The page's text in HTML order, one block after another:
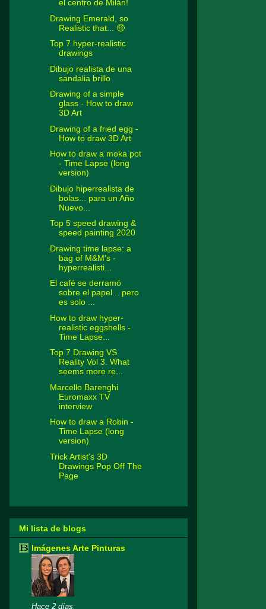
el centro de Milán!
Drawing Emerald, so
Realistic that... 🤑
Top 7 hyper-realistic
drawings
Dibujo realista de una
sandalia brillo
Drawing of a simple
glass - How to draw
3D Art
Drawing of a fried egg -
How to draw 3D Art
How to draw a moka pot
- Time Lapse (long
version)
Dibujo hiperrealista de
bolas... para un Año
Nuevo...
Top 5 speed drawing &
speed painting 2020
Drawing time lapse: a
bag of M&M's -
hyperrealisti...
El café se derramó
sobre el papel... pero
es solo ...
How to draw hyper-
realistic eggshells -
Time Lapse...
Top 7 Drawing VS
Reality Vol 3. What
seems more re...
Marcello Barenghi
Euromaxx TV
interview
How to draw a Robin -
Time Lapse (long
version)
Trick Artist’s 3D
Drawings Pop Off The
Page
Mi lista de blogs
Imágenes Arte Pinturas
Hace 2 días.